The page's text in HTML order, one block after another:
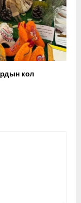
кол